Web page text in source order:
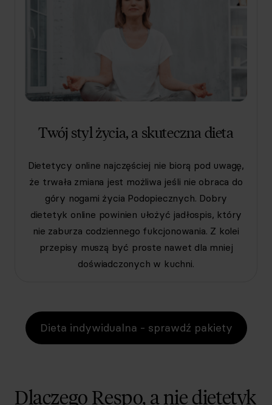
Twój styl życia, a skuteczna dieta
Dietetycy online najczęściej nie biorą pod uwagę,
że trwała zmiana jest możliwa jeśli nie obraca do
góry nogami życia Podopiecznych. Dobry
dietetyk online powinien ułożyć jadłospis, który
nie zaburza codziennego fukcjonowania. Z kolei
przepisy muszą być proste nawet dla mniej
doświadczonych w kuchni.
Dieta indywidualna - sprawdź pakiety
Dlaczego Respo, a nie dietetyk